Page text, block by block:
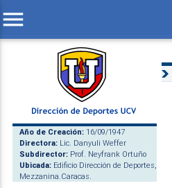
menu
Año de Creación: 16/09/1947
Directora: Lic. Danyuli Weffer
Subdirector: Prof. Neyfrank Ortuño
Ubicada: Edificio Dirección de Deportes,
Mezzanina.Caracas.